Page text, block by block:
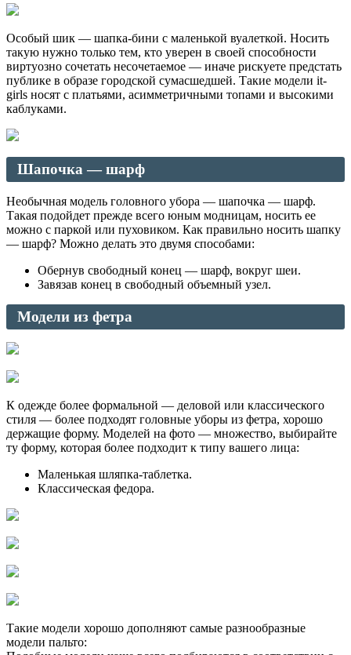
Особый шик — шапка-бини с маленькой вуалеткой. Носить
такую нужно только тем, кто уверен в своей способности
виртуозно сочетать несочетаемое — иначе рискуете предстать
публике в образе городской сумасшедшей. Такие модели it-
girls носят с платьями, асимметричными топами и высокими
каблуками.
Шапочка — шарф
Необычная модель головного убора — шапочка — шарф.
Такая подойдет прежде всего юным модницам, носить ее
можно с паркой или пуховиком. Как правильно носить шапку
— шарф? Можно делать это двумя способами:
Обернув свободный конец — шарф, вокруг шеи.
Завязав конец в свободный объемный узел.
Модели из фетра
К одежде более формальной — деловой или классического
стиля — более подходят головные уборы из фетра, хорошо
держащие форму. Моделей на фото — множество, выбирайте
ту форму, которая более подходит к типу вашего лица:
Маленькая шляпка-таблетка.
Классическая федора.
Такие модели хорошо дополняют самые разнообразные
модели пальто: